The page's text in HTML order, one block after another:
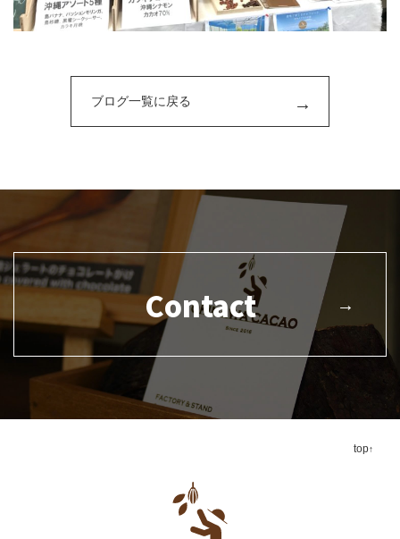
ブログ一覧に戻る
Contact
top